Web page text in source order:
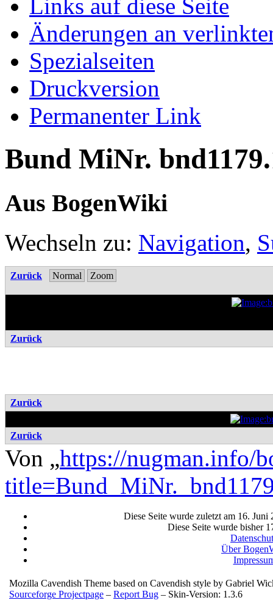
Links auf diese Seite
Änderungen an
Spezialseiten
Druckversion
Permanenter Link
Bund MiNr.
Aus BogenWiki
Wechseln zu: Navigation,
Zurück Normal Zoom
Zurück
Zurück
Zurück
Von „https://nugman.info/
Diese Seite wurde zuletzt am 16.
Diese Seite wurde bisher
Über
Mozilla Cavendish Theme based on Cavendish style by Gabriel
Sourceforge Projectpage – Report Bug – Skin-Version: 1.3.6